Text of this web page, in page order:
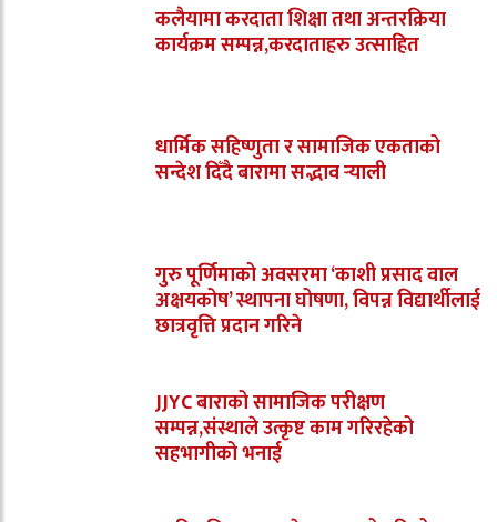
कलैयामा करदाता शिक्षा तथा अन्तरक्रिया
कार्यक्रम सम्पन्न,करदाताहरु उत्साहित
धार्मिक सहिष्णुता र सामाजिक एकताको
सन्देश दिँदै बारामा सद्भाव र्‍याली
गुरु पूर्णिमाको अवसरमा ‘काशी प्रसाद वाल
अक्षयकोष’ स्थापना घोषणा, विपन्न विद्यार्थीलाई
छात्रवृत्ति प्रदान गरिने
JJYC बाराको सामाजिक परीक्षण
सम्पन्न,संस्थाले उत्कृष्ट काम गरिरहेको
सहभागीको भनाई